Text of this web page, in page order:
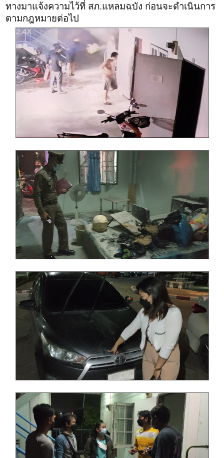
ทางมาแจ้งความไว้ที่ สภ.แหลมฉบัง ก่อนจะดำเนินการ
ตามกฎหมายต่อไป